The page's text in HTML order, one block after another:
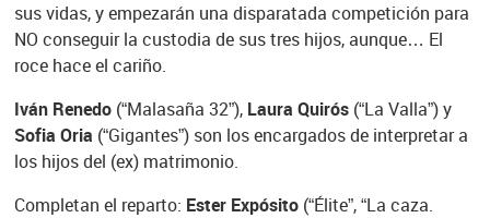
sus vidas, y empezarán una disparatada competición para
NO conseguir la custodia de sus tres hijos, aunque… El
roce hace el cariño.
Iván Renedo(“Malasaña 32”), Laura Quirós (“La Valla”) y
Sofia Oria (“Gigantes”) son los encargados de interpretar a
los hijos del (ex) matrimonio.
Completan el reparto: Ester Expósito(“Élite”, “La caza.